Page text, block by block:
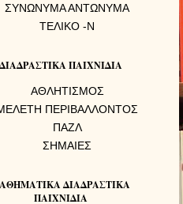
ΣΥΝΩΝΥΜΑ ΑΝΤΩΝΥΜΑ
ΤΕΛΙΚΟ -Ν
ΠΑΙΧΝΙΔΙΑ
ΑΘΛΗΤΙΣΜΟΣ
ΠΕΡΙΒΑΛΛΟΝΤΟΣ
ΠΑΖΛ
ΣΗΜΑΙΕΣ
ΔΙΑΔΡΑΣΤΙΚΑ
ΠΑΙΧΝΙΔΙΑ